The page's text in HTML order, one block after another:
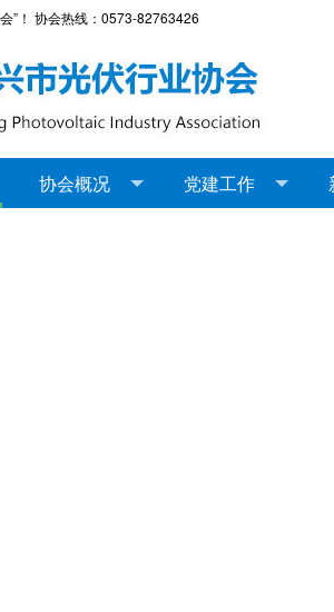
”！ 协会热线：0573-82763426
协会概况 党建工作